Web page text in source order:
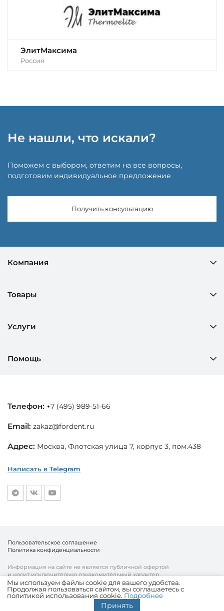
ЭлитМаксима
Россия
Не нашли, что искали?
Поможем с выбором, ответим на все вопросы,
подготовим индивидуальное предложение
Получить консультацию
Компания
Товары
Услуги
Помощь
Телефон: +7 (495) 989-51-66
Email: zakaz@fordent.ru
Адрес: Москва, Флотская улица 7, корпус 3, пом.438
Написать в Telegram
© «Fordent», 2010—2026
Комплексный подход к вашему бизнесу
Информация на сайте не является публичной офертой
и носит исключительно ознакомительный характер.
Пользовательское соглашение
Политика конфиденциальности
Мы используем файлы cookie для вашего удобства.
Продолжая пользоваться сайтом, вы соглашаетесь с
политикой использования cookie. Подробнее
Принять